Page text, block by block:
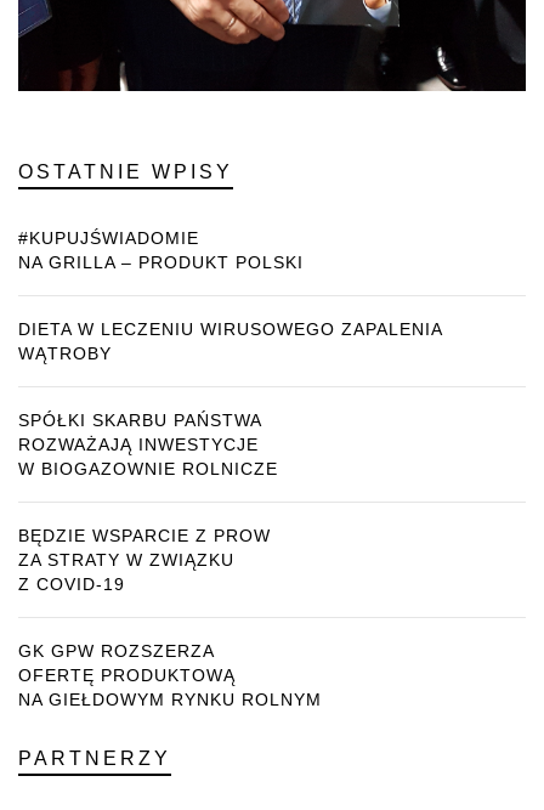
OSTATNIE WPISY
#KUPUJŚWIADOMIE
NA GRILLA – PRODUKT POLSKI
DIETA W LECZENIU WIRUSOWEGO ZAPALENIA
WĄTROBY
SPÓŁKI SKARBU PAŃSTWA
ROZWAŻAJĄ INWESTYCJE
W BIOGAZOWNIE ROLNICZE
BĘDZIE WSPARCIE Z PROW
ZA STRATY W ZWIĄZKU
Z COVID-19
GK GPW ROZSZERZA
OFERTĘ PRODUKTOWĄ
NA GIEŁDOWYM RYNKU ROLNYM
PARTNERZY